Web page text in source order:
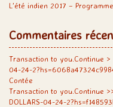
L’été indien 2017 –
Commentaires
Transaction to you.Continue >
04-24-
Contée
Transaction to you.Continue
DOLLARS-04-24-